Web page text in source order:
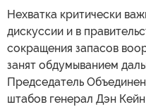
Нехватка критически
дискуссии и в
сокращения запасов
занят обдумыванием
Председатель
штабов генерал Дэн